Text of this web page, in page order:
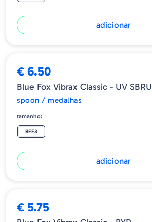
adicionar
€ 6.50
Blue Fox Vibrax Classic - UV SBRU
spoon / medalhas
tamanho:
BFF3
adicionar
€ 5.75